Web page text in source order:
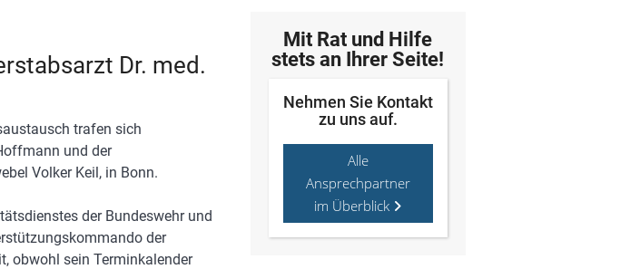
Dr. med.
trafen sich
und der
Volker Keil, in Bonn.
der Bundeswehr und
der
obwohl sein Terminkalender
Mit Rat und Hilfe
stets an Ihrer Seite!
Nehmen Sie Kontakt
zu uns auf.
Alle
Ansprechpartner
im Überblick